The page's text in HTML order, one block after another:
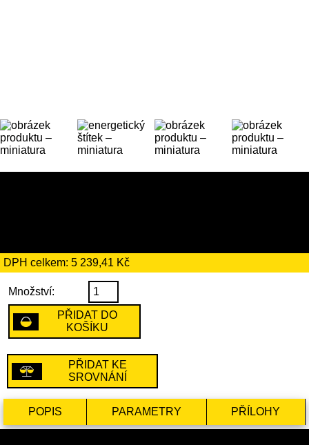
DPH celkem: 5 239,41 Kč
Množství:
PŘIDAT DO
KOŠÍKU
PŘIDAT KE
SROVNÁNÍ
POPIS PARAMETRY PŘÍLOHY